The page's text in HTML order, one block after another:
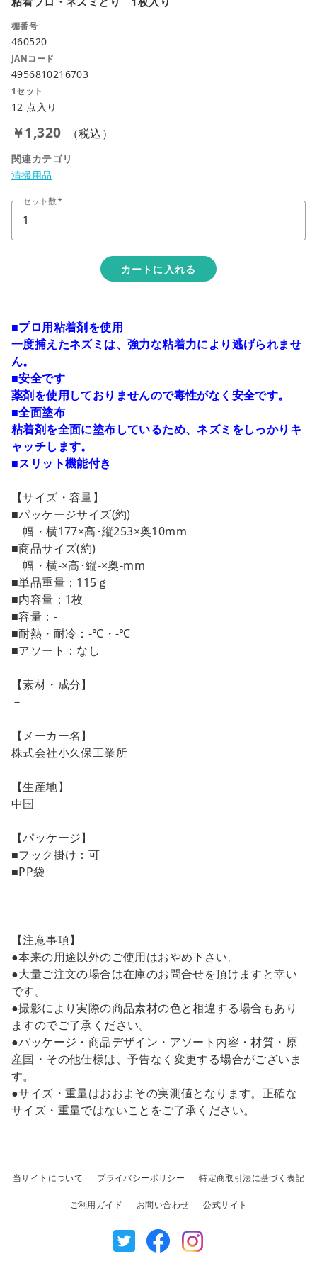
棚番号
460520
JANコード
4956810216703
1セット
12 点入り
￥1,320 （税込）
関連カテゴリ
清掃用品
セット数
カートに入れる
カートに追加しました。
お買い物を続ける
■プロ用粘着剤を使用
一度捕えたネズミは、強力な粘着力により逃げられませ
ん。
■安全です
薬剤を使用しておりませんので毒性がなく安全です。
■全面塗布
粘着剤を全面に塗布しているため、ネズミをしっかりキ
ャッチします。
■スリット機能付き
【サイズ・容量】
■パッケージサイズ(約)
幅・横177×高･縦253×奥10mm
■商品サイズ(約)
幅・横-×高･縦-×奥-mm
■単品重量：115ｇ
■内容量：1枚
■容量：-
■耐熱・耐冷：-℃・-℃
■アソート：なし
【素材・成分】
－
【メーカー名】
株式会社小久保工業所
【生産地】
中国
【パッケージ】
■フック掛け：可
■PP袋
【注意事項】
●本来の用途以外のご使用はおやめ下さい。
●大量ご注文の場合は在庫のお問合せを頂けますと幸い
です。
●撮影により実際の商品素材の色と相違する場合もあり
ますのでご了承ください。
●パッケージ・商品デザイン・アソート内容・材質・原
産国・その他仕様は、予告なく変更する場合がございま
す。
●サイズ・重量はおおよその実測値となります。正確な
サイズ・重量ではないことをご了承ください。
当サイトについて プライバシーポリシー 特定商取引法に基づく表記
ご利用ガイド お問い合わせ 公式サイト